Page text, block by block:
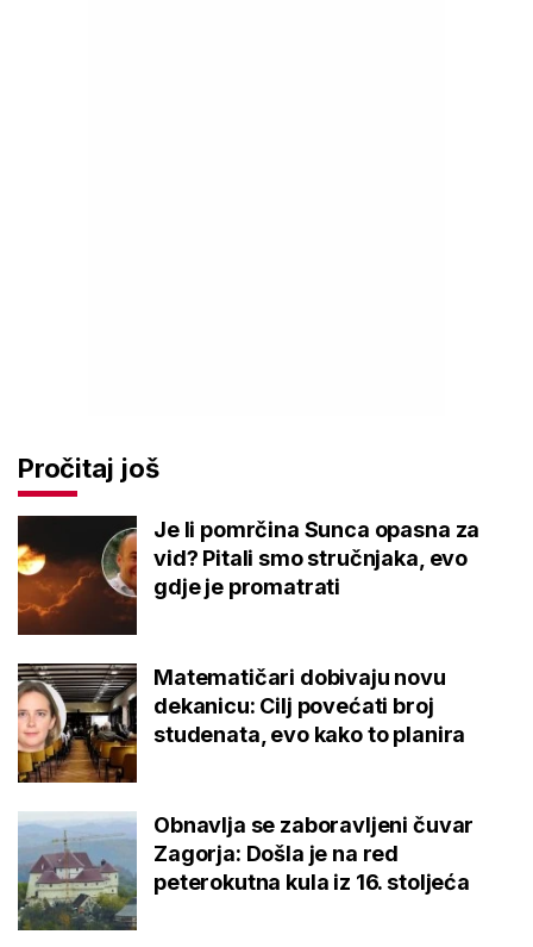
Pročitaj još
Je li pomrčina Sunca opasna za
vid? Pitali smo stručnjaka, evo
gdje je promatrati
Matematičari dobivaju novu
dekanicu: Cilj povećati broj
studenata, evo kako to planira
Obnavlja se zaboravljeni čuvar
Zagorja: Došla je na red
peterokutna kula iz 16. stoljeća